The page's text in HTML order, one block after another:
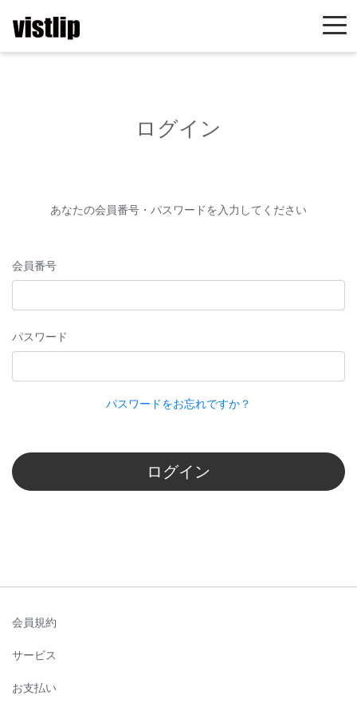
ログイン
あなたの会員番号・パスワードを入力してください
会員番号
パスワード
パスワードをお忘れですか？
ログイン
会員規約
サービス
お支払い